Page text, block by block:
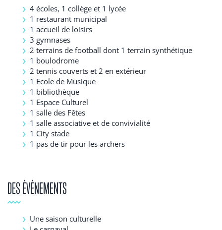
4 écoles, 1 collège et 1 lycée
1 restaurant municipal
1 accueil de loisirs
3 gymnases
2 terrains de football dont 1 terrain synthétique
1 boulodrome
2 tennis couverts et 2 en extérieur
1 Ecole de Musique
1 bibliothèque
1 Espace Culturel
1 salle des Fêtes
1 salle associative et de convivialité
1 City stade
1 pas de tir pour les archers
DES ÉVÉNEMENTS
Une saison culturelle